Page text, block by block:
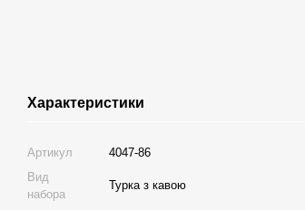
Характеристики
Артикул
4047-86
Вид
набора
Турка з кавою